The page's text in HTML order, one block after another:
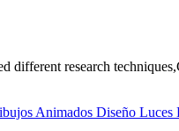
research
Animados Diseño